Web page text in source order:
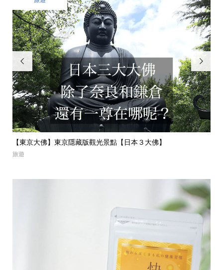

“蒙布朗栗子蛋糕聖地“｜東京自由之丘必吃甜點【MONT-BL...
美食
